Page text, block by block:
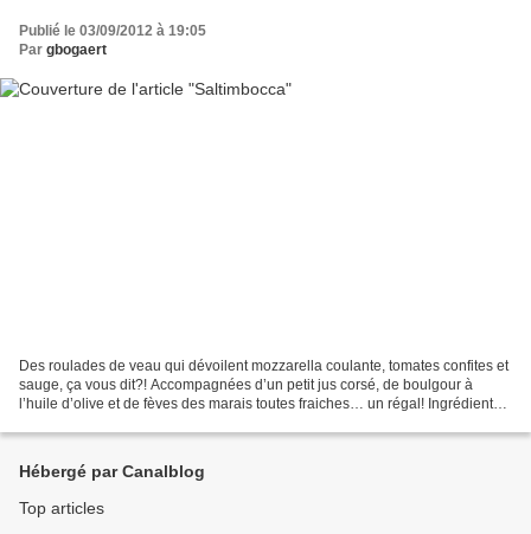
Publié le 03/09/2012 à 19:05
Par gbogaert
Des roulades de veau qui dévoilent mozzarella coulante, tomates confites et
sauge, ça vous dit?! Accompagnées d’un petit jus corsé, de boulgour à
l’huile d’olive et de fèves des marais toutes fraiches… un régal! Ingrédients
Hébergé par Canalblog
Top articles